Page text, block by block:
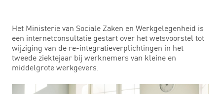
Het Ministerie van Sociale Zaken en Werkgelegenheid is
een internetconsultatie gestart over het wetsvoorstel tot
wijziging van de re-integratieverplichtingen in het
tweede ziektejaar bij werknemers van kleine en
middelgrote werkgevers.